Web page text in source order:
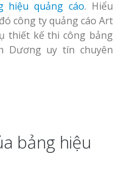
hiệu quảng cáo. Hiểu
công ty quảng cáo Art
thiết kế thi công bảng
Dương uy tín chuyên
bảng hiệu